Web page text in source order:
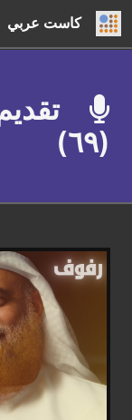
كاست عربي
(٦٩)